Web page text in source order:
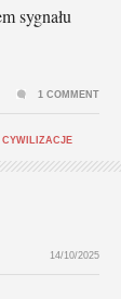
sygnału
CYWILIZACJE
1 COMMENT
14/10/2025